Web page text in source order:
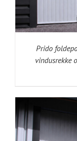
Prido
vindusrekke